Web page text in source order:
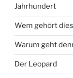
Jahrhundert
Wem gehört
Warum geht
Der Leopard